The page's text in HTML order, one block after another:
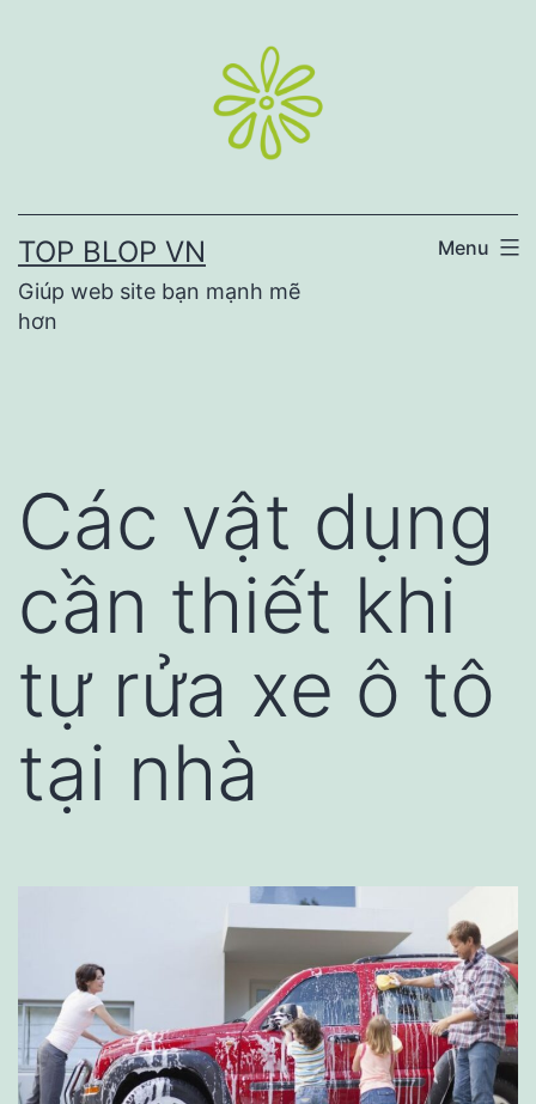
TOP BLOP VN
Giúp web site bạn mạnh mẽ
hơn
Menu
Các vật dụng
cần thiết khi
tự rửa xe ô tô
tại nhà